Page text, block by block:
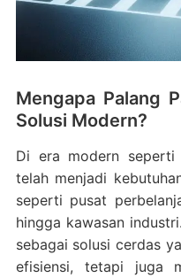
Mengapa Palang
Solusi Modern?
Di era modern seperti
telah menjadi
seperti pusat
hingga kawasan
sebagai solusi cerdas
efisiensi, tetapi juga